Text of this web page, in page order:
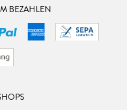
BEZAHLEN